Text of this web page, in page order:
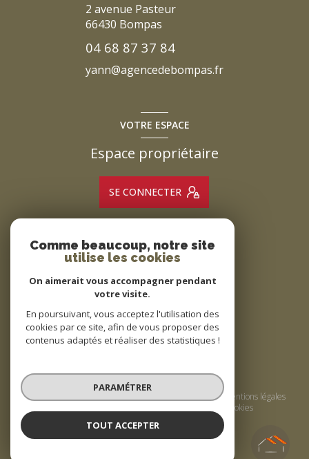
Agence de Bompas
2 avenue Pasteur
66430 Bompas
04 68 87 37 84
yann@agencedebompas.fr
VOTRE ESPACE
Espace propriétaire
SE CONNECTER
ADHÉRENTS
Nous adhérons
© 2026 | Tous droits réservés
Mentions légales
Cookies
Comme beaucoup, notre site
utilise les cookies
On aimerait vous accompagner pendant
votre visite.
En poursuivant, vous acceptez l'utilisation des
cookies par ce site, afin de vous proposer des
contenus adaptés et réaliser des statistiques !
PARAMÉTRER
TOUT ACCEPTER